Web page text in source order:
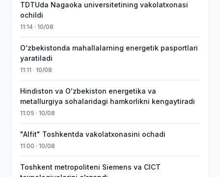
TDTUda Nagaoka universitetining vakolatxonasi
ochildi
11:14 · 10/08
O‘zbekistonda mahallalarning energetik pasportlari
yaratiladi
11:11 · 10/08
Hindiston va Oʻzbekiston energetika va
metallurgiya sohalaridagi hamkorlikni kengaytiradi
11:05 · 10/08
"Alfit" Toshkentda vakolatxonasini ochadi
11:00 · 10/08
Toshkent metropoliteni Siemens va CICT